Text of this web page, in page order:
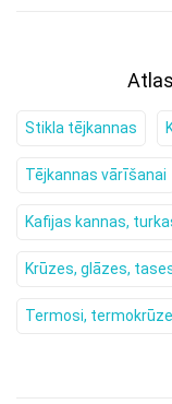
Stikla tējkannas
Tējkannas vārīšanai
Kafijas kannas,
Krūzes, glāzes,
Termosi,